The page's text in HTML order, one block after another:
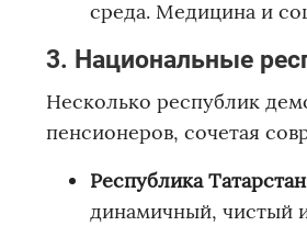
среда. Медицина и
3. Национальные
Несколько республик
пенсионеров, сочетая
Республика
динамичный, чистый